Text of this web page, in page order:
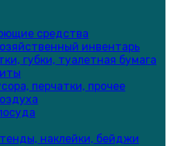
средства
инвентарь
губки, туалетная бумага
перчатки, прочее
наклейки, бейджи